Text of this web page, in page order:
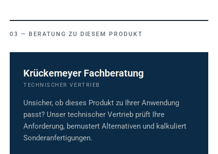
BERATUNG ZU DIESEM PRODUKT
Krückemeyer Fachberatung
TECHNISCHER VERTRIEB
Unsicher, ob dieses Produkt zu Ihrer Anwendung
passt? Unser technischer Vertrieb prüft Ihre
Anforderung, bemustert Alternativen und kalkuliert
Sonderanfertigungen.